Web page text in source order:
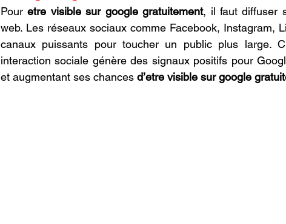
Pour etre visible sur google gratuitement, il faut diffuser
web. Les réseaux sociaux comme Facebook, Instagram,
canaux puissants pour toucher un public plus large.
interaction sociale génère des signaux positifs pour
et augmentant ses chances d’etre visible sur google